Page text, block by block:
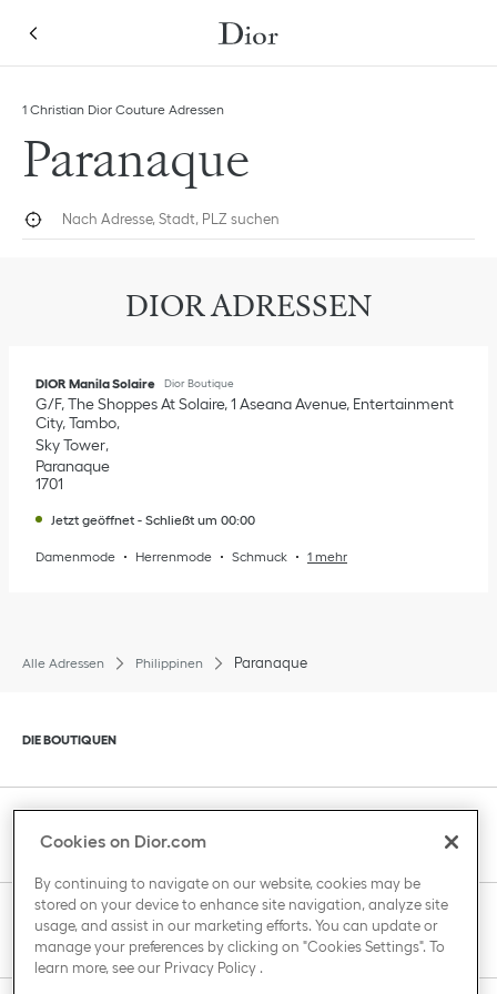
1 Christian Dior Couture Adressen
Paranaque
Geolokalisieren
DIOR ADRESSEN
DIOR Manila Solaire Dior Boutique
G/F, The Shoppes At Solaire, 1 Aseana Avenue, Entertainment
City, Tambo
Sky Tower
Paranaque
1701
Jetzt geöffnet - Schließt um 00:00
Damenmode Herrenmode Schmuck 1 mehr
Alle Adressen Philippinen Paranaque
Klik om de inhoud uit of in te klappen
DIE BOUTIQUEN
Klik om de inhoud uit of in te klappen
KUNDENBETREUUNG
Klik om de inhoud uit of in te klappen
DAS HAUS VON DIOR
Cookies on Dior.com
By continuing to navigate on our website, cookies may be
stored on your device to enhance site navigation, analyze site
usage, and assist in our marketing efforts. You can update or
manage your preferences by clicking on "Cookies Settings". To
learn more, see our Privacy Policy.